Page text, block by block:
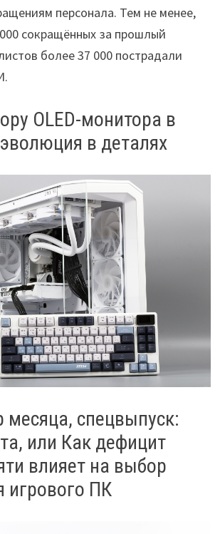
персонала. Тем не менее,
сокращённых за прошлый
более 37 000 пострадали
OLED-монитора в
в деталях
спецвыпуск:
или Как дефицит
влияет на выбор
игрового ПК